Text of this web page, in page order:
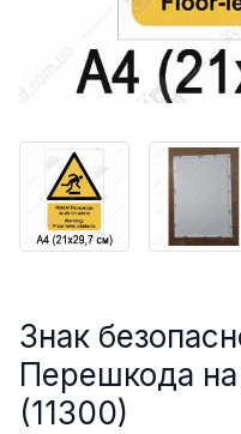
Знак
Перешкода на
(11300)